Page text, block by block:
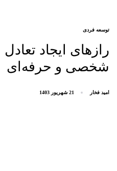
توسعه فردی
رازهای ایجاد
شخصی و حرفه‌ای
امید فخار 21 شهریور 1403